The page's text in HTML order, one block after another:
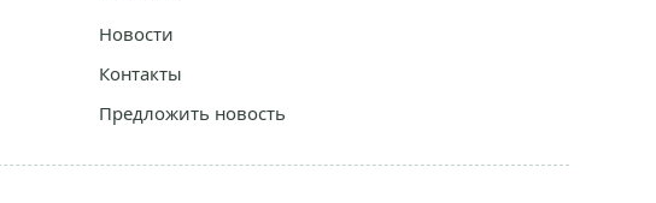
Новости
Контакты
Предложить новость